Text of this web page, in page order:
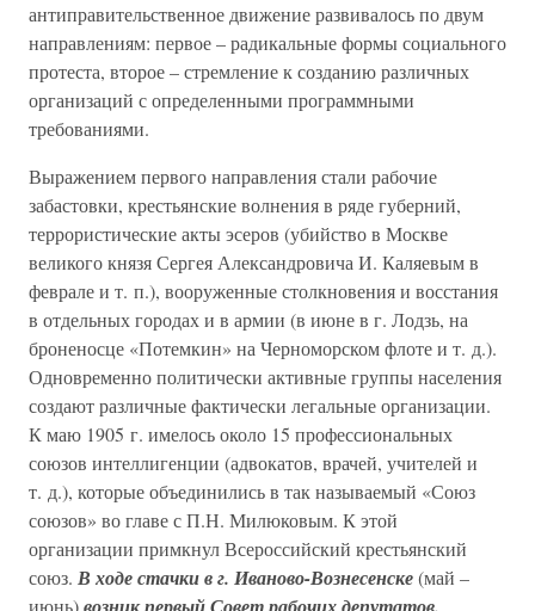
антиправительственное движение развивалось по двум
направлениям: первое – радикальные формы социального
протеста, второе – стремление к созданию различных
организаций с определенными программными
требованиями.
Выражением первого направления стали рабочие
забастовки, крестьянские волнения в ряде губерний,
террористические акты эсеров (убийство в Москве
великого князя Сергея Александровича И. Каляевым в
феврале и т. п.), вооруженные столкновения и восстания
в отдельных городах и в армии (в июне в г. Лодзь, на
броненосце «Потемкин» на Черноморском флоте и т. д.).
Одновременно политически активные группы населения
создают различные фактически легальные организации.
К маю 1905 г. имелось около 15 профессиональных
союзов интеллигенции (адвокатов, врачей, учителей и
т. д.), которые объединились в так называемый «Союз
союзов» во главе с П.Н. Милюковым. К этой
организации примкнул Всероссийский крестьянский
союз. В ходе стачки в г. Иваново-Вознесенске(май –
июнь)